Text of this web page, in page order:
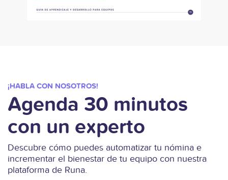
¡HABLA CON NOSOTROS!
Agenda 30 minutos
con un experto
Descubre cómo puedes automatizar tu nómina e
incrementar el bienestar de tu equipo con nuestra
plataforma de Runa.